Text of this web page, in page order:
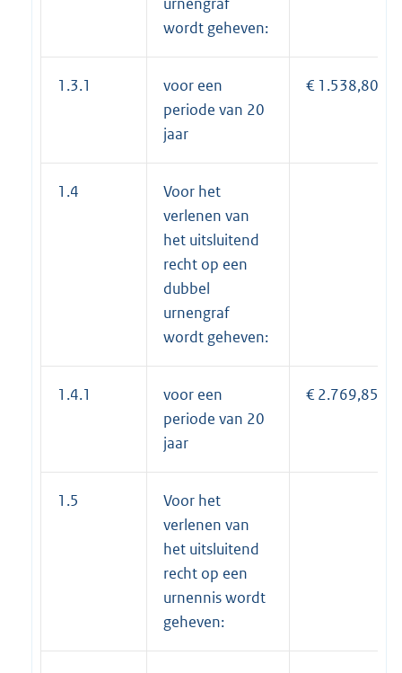
wordt geheven:
1.3.1
voor een
periode van 20
jaar
€ 1.538,80
1.4
Voor het
verlenen van
het uitsluitend
recht op een
dubbel
urnengraf
wordt geheven:
1.4.1
voor een
periode van 20
jaar
€ 2.769,85
1.5
Voor het
verlenen van
het uitsluitend
recht op een
urnennis wordt
geheven: